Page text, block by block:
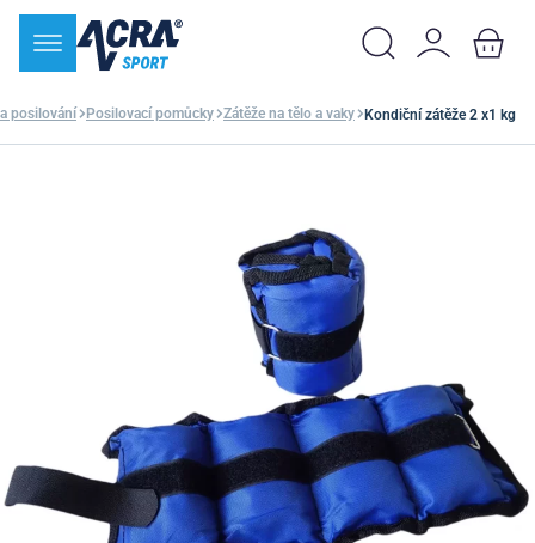
posilování Posilovací pomůcky Zátěže na tělo a vaky Kondiční zátěže 2 x1 kg